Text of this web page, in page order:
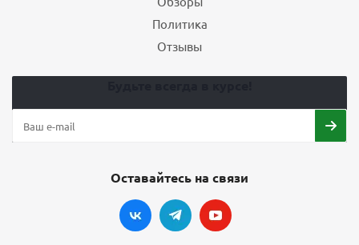
Политика
Отзывы
Оставайтесь на связи